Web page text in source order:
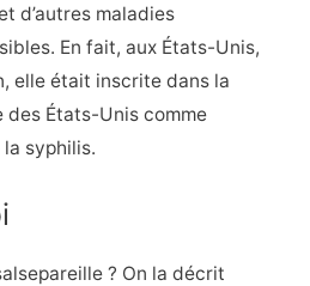
d’autres maladies
En fait, aux États-Unis,
elle était inscrite dans la
États-Unis comme
syphilis.
? On la décrit